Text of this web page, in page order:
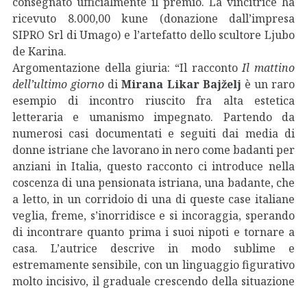
ricevuto 8.000,00 kune (donazione dall’impresa
SIPRO Srl di Umago) e l’artefatto dello scultore Ljubo
de Karina.
Argomentazione della giuria: “Il raccontoIl mattino
dell’ultimo giorno diMirana Likar Bajželj è un raro
esempio di incontro riuscito fra alta estetica
letteraria e umanismo impegnato. Partendo da
numerosi casi documentati e seguiti dai media di
donne istriane che lavorano in nero come badanti per
anziani in Italia, questo racconto ci introduce nella
coscenza di una pensionata istriana, una badante, che
a letto, in un corridoio di una di queste case italiane
veglia, freme, s’inorridisce e si incoraggia, sperando
di incontrare quanto prima i suoi nipoti e tornare a
casa. L’autrice descrive in modo sublime e
estremamente sensibile, con un linguaggio figurativo
molto incisivo, il graduale crescendo della situazione